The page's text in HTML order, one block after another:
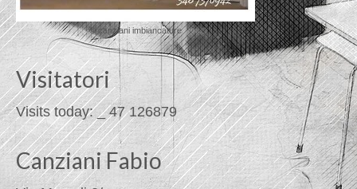
© canziani imbiancature
Visitatori
Visits today: _ 47 126879
Canziani Fabio